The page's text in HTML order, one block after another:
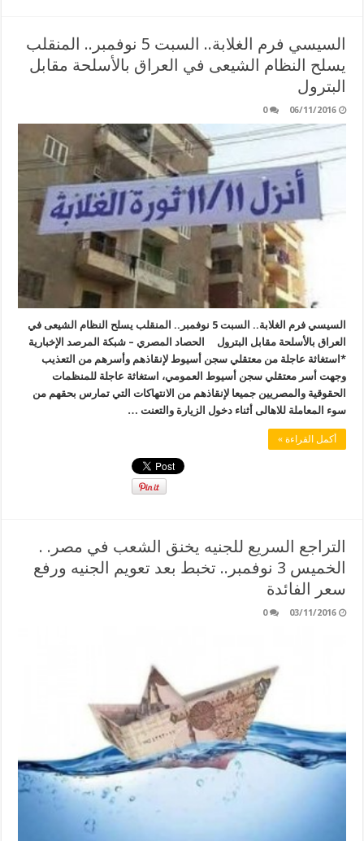
السيسي فرم الغلابة.. السبت 5 نوفمبر.. المنقلب
يسلح النظام الشيعى في العراق بالأسلحة مقابل
البترول
06/11/2016
0
السيسي فرم الغلابة.. السبت 5 نوفمبر.. المنقلب يسلح النظام الشيعى في
العراق بالأسلحة مقابل البترول الحصاد المصري – شبكة المرصد الإخبارية
*استغاثة عاجلة من معتقلي سجن أسيوط لإنقاذهم وأسرهم من التعذيب
وجهت أسر معتقلي سجن أسيوط العمومي، استغاثة عاجلة للمنظمات
الحقوقية والمصريين جميعا لإنقاذهم من الانتهاكات التي تمارس بحقهم من
سوء المعاملة للاهالى أثناء دخول الزيارة والتعنت …
أكمل القراءة »
التراجع السريع للجنيه يخنق الشعب في مصر. .
الخميس 3 نوفمبر.. تخبط بعد تعويم الجنيه ورفع
سعر الفائدة
03/11/2016
0